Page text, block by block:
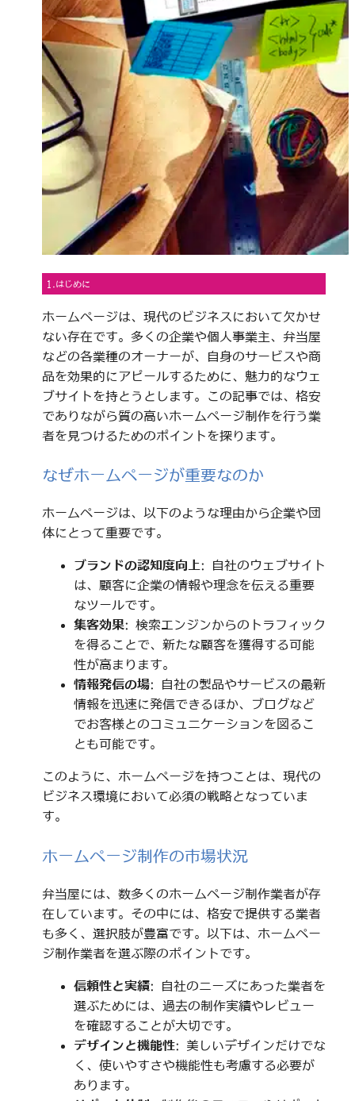
1.はじめに
ホームページは、現代のビジネスにおいて欠かせ
ない存在です。多くの企業や個人事業主、弁当屋
などの各業種のオーナーが、自身のサービスや商
品を効果的にアピールするために、魅力的なウェ
ブサイトを持とうとします。この記事では、格安
でありながら質の高いホームページ制作を行う業
者を見つけるためのポイントを探ります。
なぜホームページが重要なのか
ホームページは、以下のような理由から企業や団
体にとって重要です。
ブランドの認知度向上: 自社のウェブサイト
は、顧客に企業の情報や理念を伝える重要
なツールです。
集客効果: 検索エンジンからのトラフィック
を得ることで、新たな顧客を獲得する可能
性が高まります。
情報発信の場: 自社の製品やサービスの最新
情報を迅速に発信できるほか、ブログなど
でお客様とのコミュニケーションを図るこ
とも可能です。
このように、ホームページを持つことは、現代の
ビジネス環境において必須の戦略となっていま
す。
ホームページ制作の市場状況
弁当屋には、数多くのホームページ制作業者が存
在しています。その中には、格安で提供する業者
も多く、選択肢が豊富です。以下は、ホームペー
ジ制作業者を選ぶ際のポイントです。
信頼性と実績: 自社のニーズにあった業者を
選ぶためには、過去の制作実績やレビュー
を確認することが大切です。
デザインと機能性: 美しいデザインだけでな
く、使いやすさや機能性も考慮する必要が
あります。